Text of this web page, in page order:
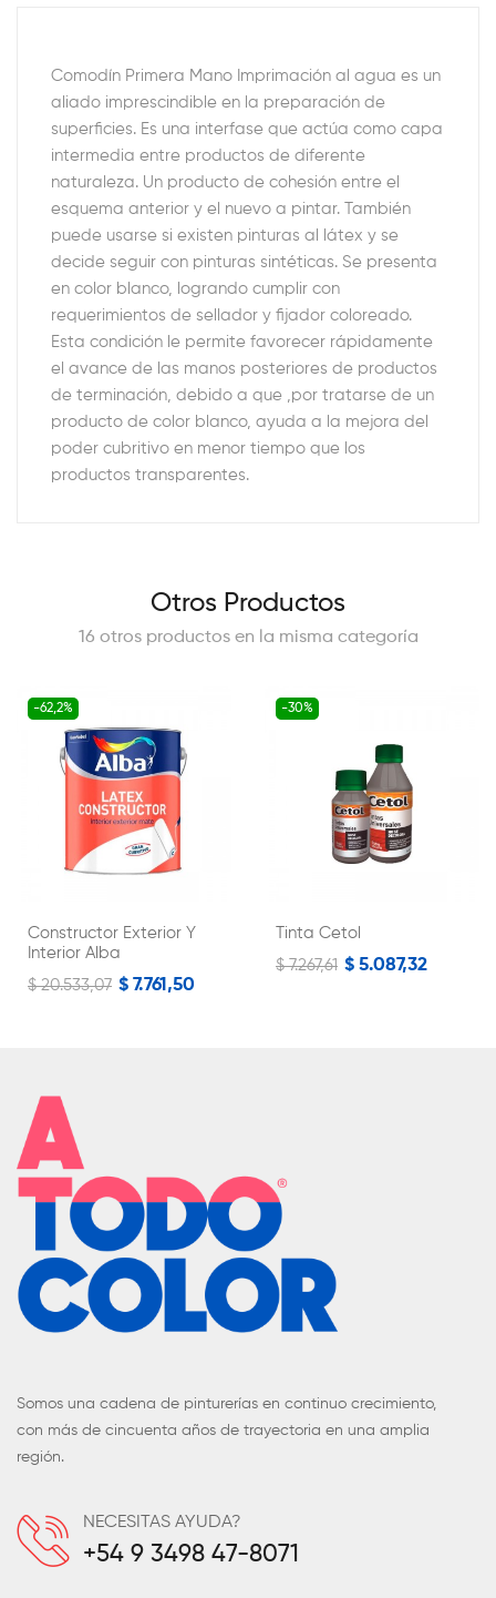
Comodín Primera Mano Imprimación al agua es un
aliado imprescindible en la preparación de
superficies. Es una interfase que actúa como capa
intermedia entre productos de diferente
naturaleza. Un producto de cohesión entre el
esquema anterior y el nuevo a pintar. También
puede usarse si existen pinturas al látex y se
decide seguir con pinturas sintéticas. Se presenta
en color blanco, logrando cumplir con
requerimientos de sellador y fijador coloreado.
Esta condición le permite favorecer rápidamente
el avance de las manos posteriores de productos
de terminación, debido a que ,por tratarse de un
producto de color blanco, ayuda a la mejora del
poder cubritivo en menor tiempo que los
productos transparentes.
Otros Productos
16 otros productos en la misma categoría
-62,2%
Constructor Exterior Y
Interior Alba
$ 20.533,07 $ 7.761,50
-30%
Tinta Cetol
$ 7.267,61 $ 5.087,32
Somos una cadena de pinturerías en continuo crecimiento,
con más de cincuenta años de trayectoria en una amplia
región.
NECESITAS AYUDA?
+54 9 3498 47-8071